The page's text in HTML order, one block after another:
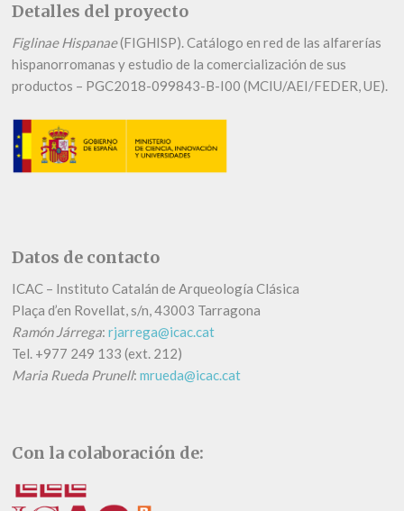
Detalles del proyecto
Figlinae Hispanae(FIGHISP). Catálogo en red de las alfarerías
hispanorromanas y estudio de la comercialización de sus
productos – PGC2018-099843-B-I00 (MCIU/AEI/FEDER, UE).
Datos de contacto
ICAC – Instituto Catalán de Arqueología Clásica
Plaça d’en Rovellat, s/n, 43003 Tarragona
Ramón Járrega:rjarrega@icac.cat
Tel. +977 249 133 (ext. 212)
Maria Rueda Prunell:mrueda@icac.cat
Con la colaboración de: